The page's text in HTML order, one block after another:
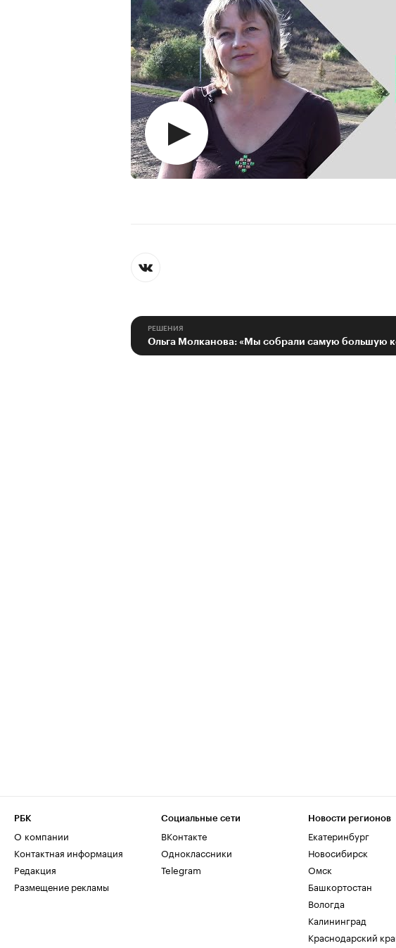
РЕШЕНИЯ
Ольга Молканова: «Мы собрали самую большую
РБК
О компании
Контактная информация
Редакция
Размещение рекламы
Социальные сети
ВКонтакте
Одноклассники
Telegram
Новости регионов
Екатеринбург
Новосибирск
Омск
Башкортостан
Вологда
Калининград
Краснодарский